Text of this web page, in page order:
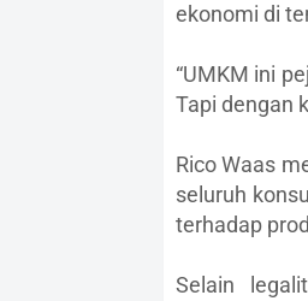
ekonomi di
“UMKM ini
Tapi dengan
Rico Waas
seluruh
terhadap
Selain